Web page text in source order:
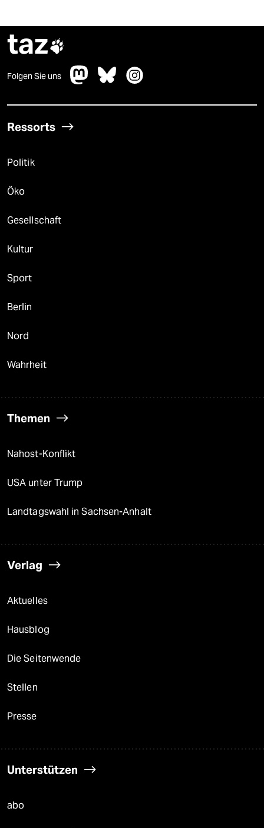
taz
Folgen Sie uns
Ressorts
Politik
Öko
Gesellschaft
Kultur
Sport
Berlin
Nord
Wahrheit
Themen
Nahost-Konflikt
USA unter Trump
Landtagswahl in Sachsen-Anhalt
Verlag
Aktuelles
Hausblog
Die Seitenwende
Stellen
Presse
Unterstützen
abo